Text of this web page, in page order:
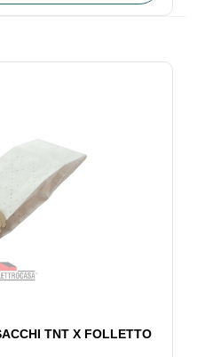
TNT X FOLLETTO